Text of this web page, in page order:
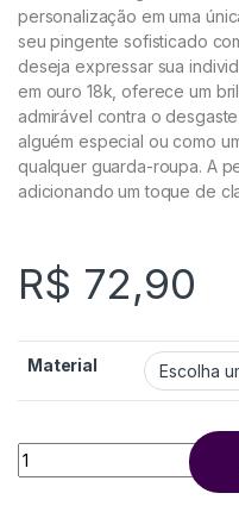
personalização em uma
seu pingente sofisticado
deseja expressar sua
em ouro 18k, oferece um
admirável contra o
alguém especial ou como
qualquer guarda-roupa. A
adicionando um toque de
R$ 72,90
Material